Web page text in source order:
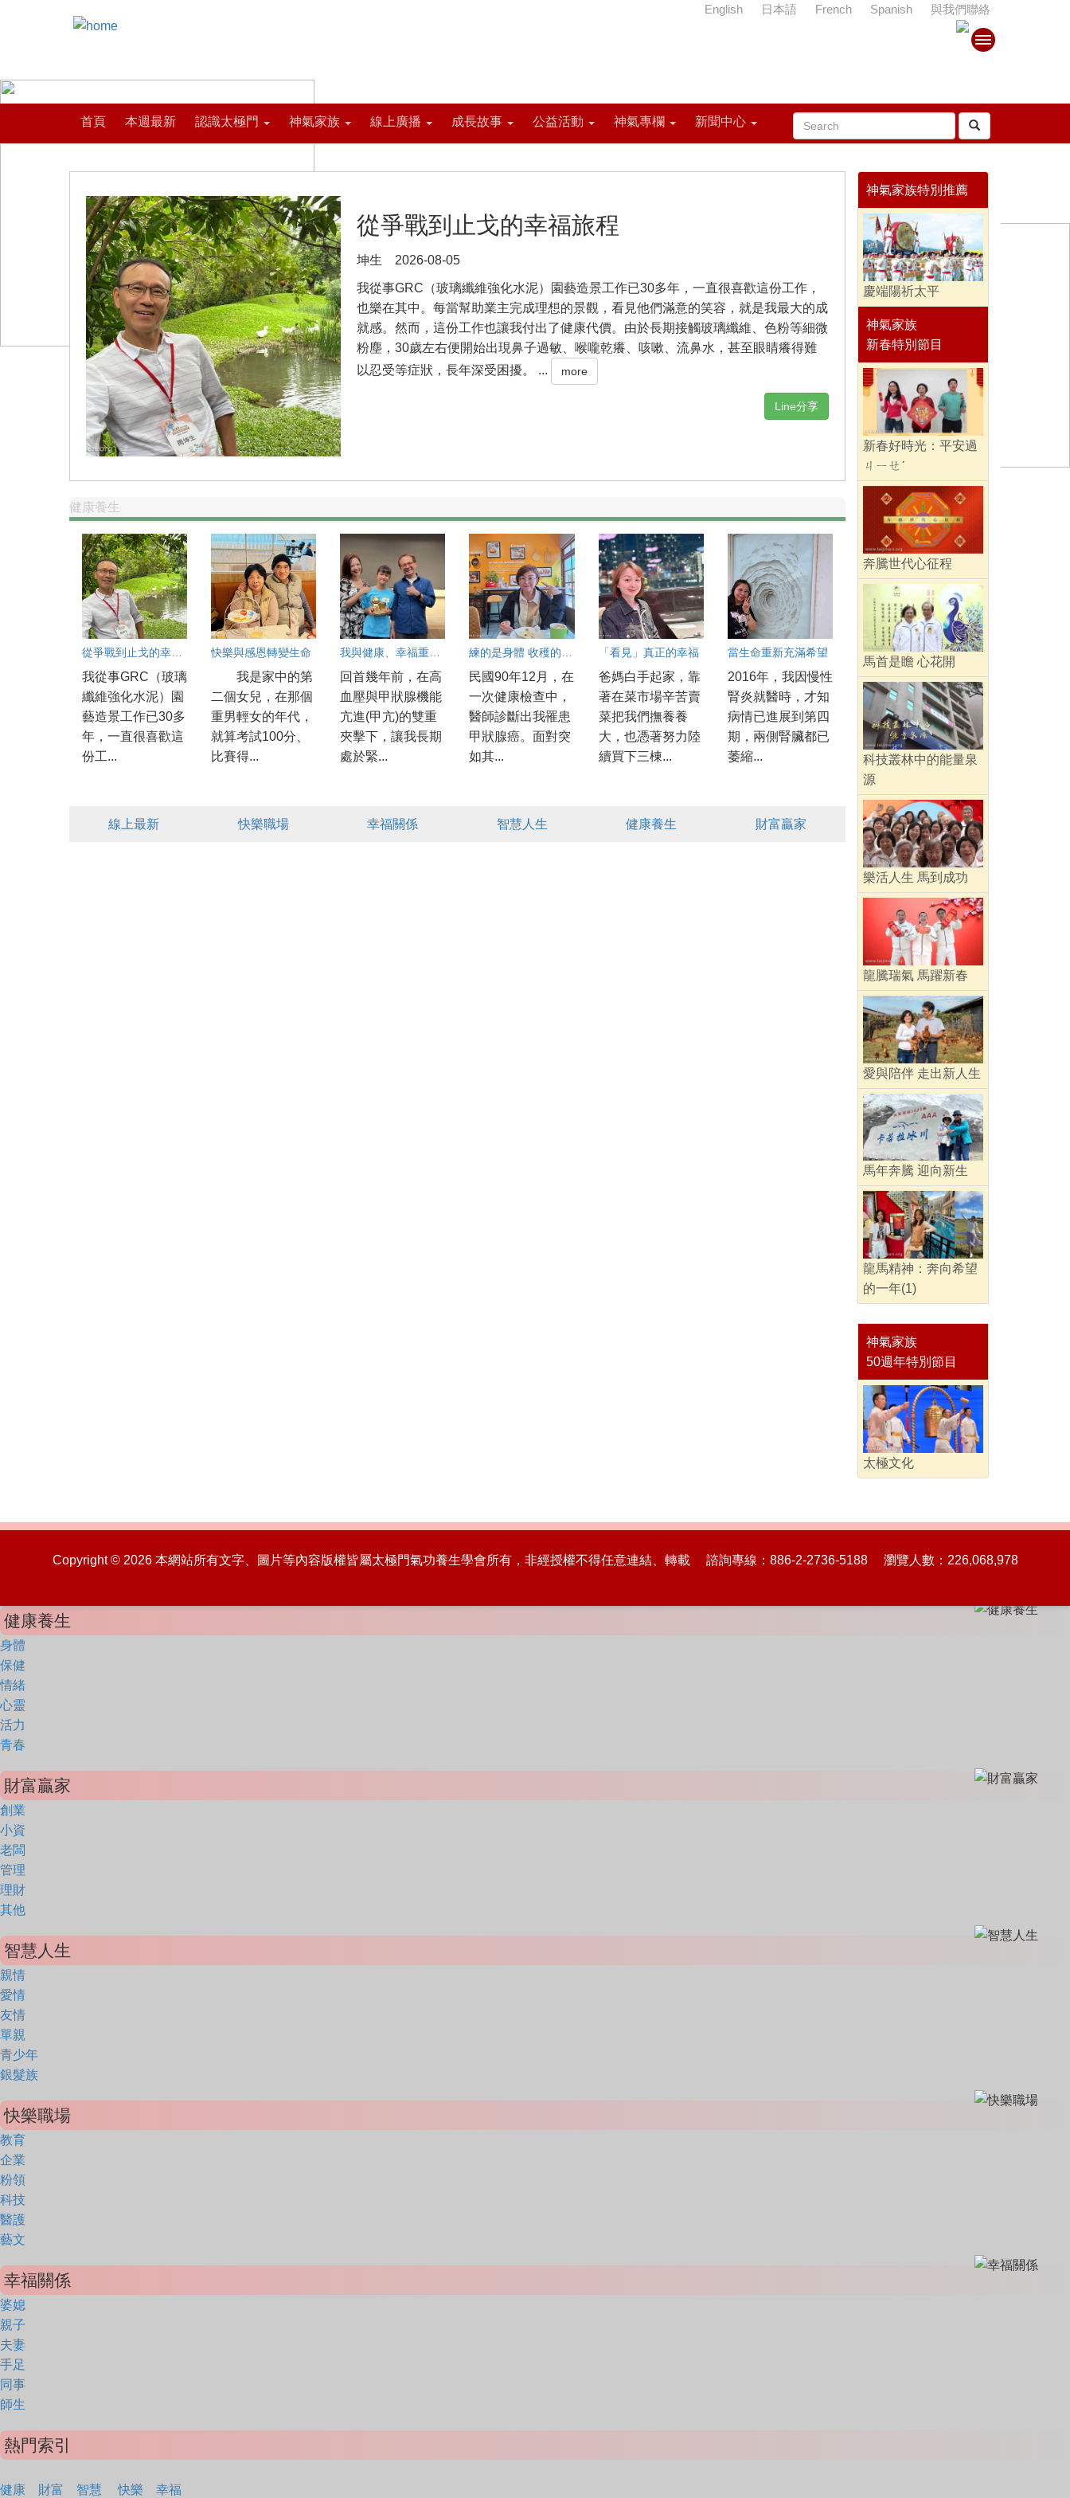
首頁 本週最新 認識太極門 神氣家族 線上廣播 成長故事 公益活動 神氣專欄 新聞中心
English 日本語 French Spanish 與我們聯絡
從爭戰到止戈的幸福旅程
坤生 2026-08-05
我從事GRC（玻璃纖維強化水泥）園藝造景工作已30多年，一直很喜歡這份工作，
也樂在其中。每當幫助業主完成理想的景觀，看見他們滿意的笑容，就是我最大的成
就感。然而，這份工作也讓我付出了健康代價。由於長期接觸玻璃纖維、色粉等細微
粉塵，30歲左右便開始出現鼻子過敏、喉嚨乾癢、咳嗽、流鼻水，甚至眼睛癢得難
以忍受等症狀，長年深受困擾。 ...
more
Line分享
健康養生
我從事GRC（玻璃
纖維強化水泥）園
藝造景工作已30多
年，一直很喜歡這
份工...
快樂與感恩轉變生命
我是家中的第
二個女兒，在那個
重男輕女的年代，
就算考試100分、
比賽得...
回首幾年前，在高
血壓與甲狀腺機能
亢進(甲亢)的雙重
夾擊下，讓我長期
處於緊...
民國90年12月，在
一次健康檢查中，
醫師診斷出我罹患
甲狀腺癌。面對突
如其...
「看見」真正的幸福
爸媽白手起家，靠
著在菜市場辛苦賣
菜把我們撫養養
大，也憑著努力陸
續買下三棟...
當生命重新充滿希望
2016年，我因慢性
腎炎就醫時，才知
病情已進展到第四
期，兩側腎臟都已
萎縮...
線上最新 快樂職場 幸福關係 智慧人生 健康養生 財富贏家
神氣家族特別推薦
慶端陽祈太平
神氣家族
新春特別節目
新春好時光：平安過
ㄐㄧㄝˊ
奔騰世代心征程
馬首是瞻 心花開
科技叢林中的能量泉
源
樂活人生 馬到成功
龍騰瑞氣 馬躍新春
愛與陪伴 走出新人生
馬年奔騰 迎向新生
龍馬精神：奔向希望
的一年(1)
神氣家族
50週年特別節目
太極文化
Copyright © 2026 本網站所有文字、圖片等內容版權皆屬太極門氣功養生學會所有，非經授權不得任意連結、轉載 諮詢專線：886-2-2736-5188 瀏覽人數：226,068,978
健康養生
身體
保健
情緒
心靈
活力
青春
財富贏家
創業
小資
老闆
管理
理財
其他
智慧人生
親情
愛情
友情
單親
青少年
銀髮族
快樂職場
教育
企業
粉領
科技
醫護
藝文
幸福關係
婆媳
親子
夫妻
手足
同事
師生
熱門索引
健康 財富 智慧 快樂 幸福